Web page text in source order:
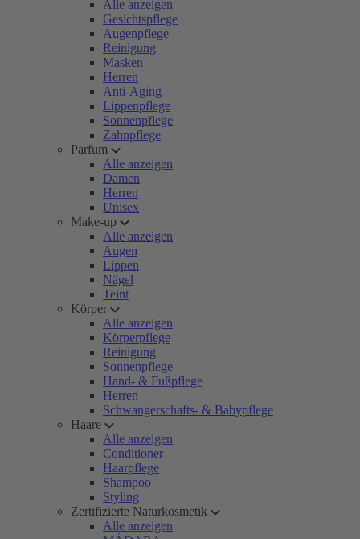
Alle anzeigen
Gesichtspflege
Augenpflege
Reinigung
Masken
Herren
Anti-Aging
Lippenpflege
Sonnenpflege
Zahnpflege
Parfum
Alle anzeigen
Damen
Herren
Unisex
Make-up
Alle anzeigen
Augen
Lippen
Nägel
Teint
Körper
Alle anzeigen
Körperpflege
Reinigung
Sonnenpflege
Hand- & Fußpflege
Herren
Schwangerschafts- & Babypflege
Haare
Alle anzeigen
Conditioner
Haarpflege
Shampoo
Styling
Zertifizierte Naturkosmetik
Alle anzeigen